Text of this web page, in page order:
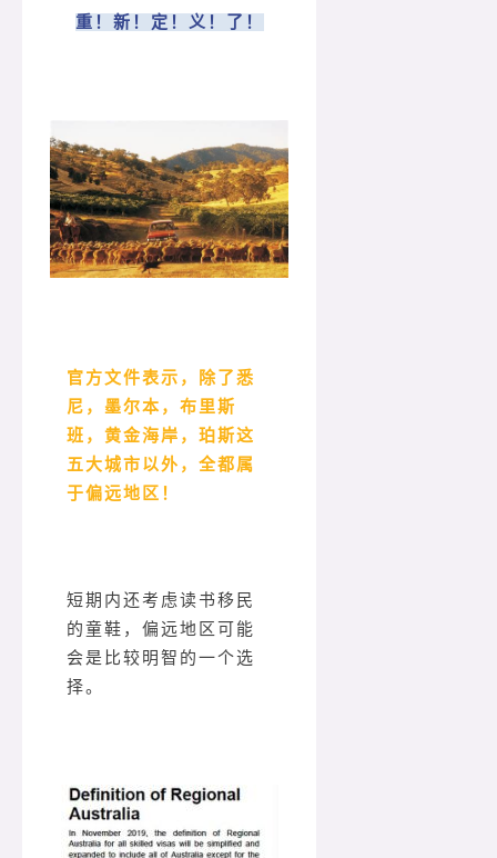
重！新！定！义！了！
官方文件表示，除了悉
尼，墨尔本，布里斯
班，黄金海岸，珀斯这
五大城市以外，全都属
于偏远地区！
短期内还考虑读书移民
的童鞋，偏远地区可能
会是比较明智的一个选
择。